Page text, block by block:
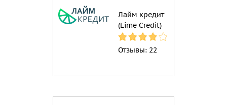
Лайм кредит
(Lime Credit)
Отзывы: 22